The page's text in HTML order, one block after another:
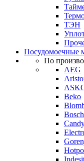
ТЭН
Посудомоечные
По
AEG
Beko
Bosch